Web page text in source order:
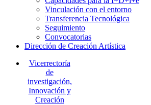
Vinculación con el entorno
Transferencia Tecnológica
Seguimiento
Convocatorias
Dirección de Creación Artística
Vicerrectoría
de
investigación,
Innovación y
Creación